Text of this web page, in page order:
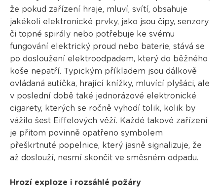
že pokud zařízení hraje, mluví, svítí, obsahuje
jakékoli elektronické prvky, jako jsou čipy, senzory
či topné spirály nebo potřebuje ke svému
fungování elektrický proud nebo baterie, stává se
po dosloužení elektroodpadem, který do běžného
koše nepatří. Typickým příkladem jsou dálkově
ovládaná autíčka, hrající knížky, mluvící plyšáci, ale
v poslední době také jednorázové elektronické
cigarety, kterých se ročně vyhodí tolik, kolik by
vážilo šest Eiffelových věží. Každé takové zařízení
je přitom povinně opatřeno symbolem
přeškrtnuté popelnice, který jasně signalizuje, že
až doslouží, nesmí skončit ve směsném odpadu.
Hrozí exploze i rozsáhlé požáry